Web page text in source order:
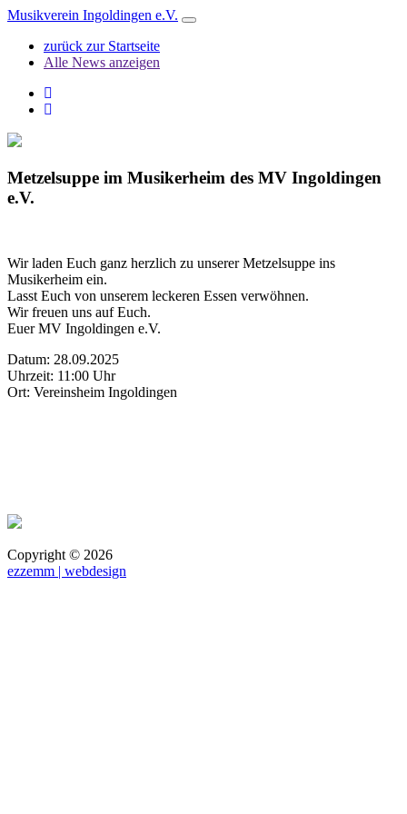
Musikverein Ingoldingen e.V.
Toggle
zurück zur Startseite
Alle News anzeigen
Metzelsuppe im Musikerheim des MV Ingoldingen
e.V.
Wir laden Euch ganz herzlich zu unserer Metzelsuppe ins
Musikerheim ein.
Lasst Euch von unserem leckeren Essen verwöhnen.
Wir freuen uns auf Euch.
Euer MV Ingoldingen e.V.
Datum: 28.09.2025
Uhrzeit: 11:00 Uhr
Ort: Vereinsheim Ingoldingen
Copyright © 2026
ezzemm | webdesign